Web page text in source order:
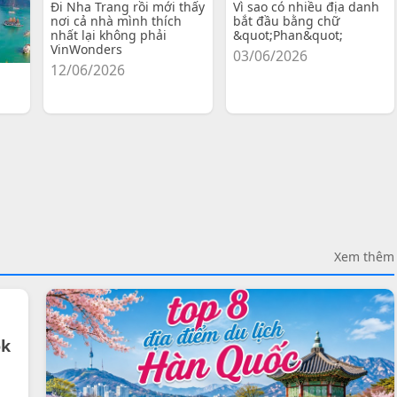
Đi Nha Trang rồi mới thấy
nơi cả nhà mình thích
nhất lại không phải
VinWonders
12/06/2026
Vì sao có nhiều địa danh
bắt đầu bằng chữ
&quot;Phan&quot;
03/06/2026
Xem thêm